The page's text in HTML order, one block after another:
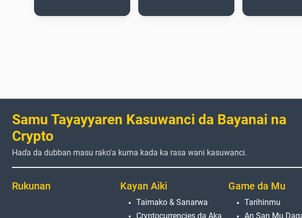
Samu Tayayyaren Kasuwanci da Bayanai na
Crypto
Haɗa da dubban masu rako'a kuma kada ka rasa wani kasuwanci.
Rukunan Kayan Aiki
Taimako & Sanarwa
Cryptocurrencies da Aka
Game da Mu
Tarihinmu
An San Mu